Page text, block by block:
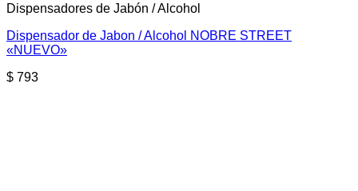
Dispensadores de Jabón / Alcohol
Dispensador de Jabon / Alcohol NOBRE STREET
«NUEVO»
$ 793